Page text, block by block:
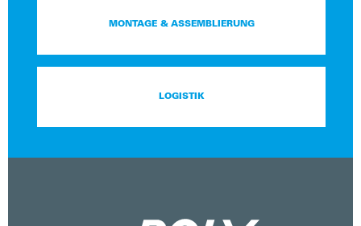
MONTAGE & ASSEMBLIERUNG
LOGISTIK